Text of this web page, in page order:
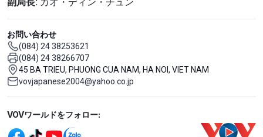
お問い合わせ
(084) 24 38253621
(084) 24 38266707
45 BA TRIEU, PHUONG CUA NAM, HA NOI, VIET NAM
vovjapanese2004@yahoo.co.jp
Mạng xã hội
VOVワールドをフォロー: